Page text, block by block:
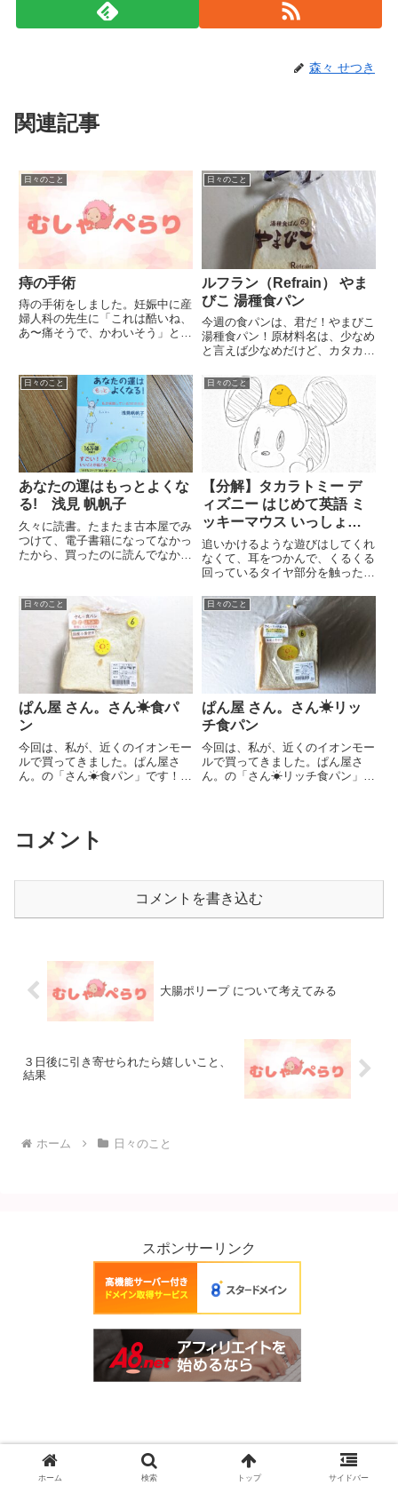
森々 せつき
関連記事
日々のこと
痔の手術
痔の手術をしました。妊娠中に産
婦人科の先生に「これは酷いね、
あ〜痛そうで、かわいそう」とい
は痛い)んですが、出産を終えて
も、排便時には常に出血してる状
態になってました。大学の頃か
ら...
日々のこと
ルフラン（Refrain） やま
びこ 湯種食パン
今週の食パンは、君だ！やまびこ
湯種食パン！原材料名は、少なめ
と言えば少なめだけど、カタカナ
体に優しい原材料に拘るなら、少
し残念かも？あと、小麦粉(国内
製造)というのも、国産って表記
じゃないから外国産のものを使...
日々のこと
あなたの運はもっとよくな
る! 浅見 帆帆子
久々に読書。たまたま古本屋でみ
つけて、電子書籍になってなかっ
たから、買ったのに読んでなかっ
のもあってか、マイナスの言葉が
多かったな、気をつけよう。あ
と、ステージ4のガンだったの
日々のこと
【分解】タカラトミー デ
ィズニー はじめて英語 ミ
ッキーマウス いっしょに
おいでよ!
追いかけるような遊びはしてくれ
なくて、耳をつかんで、くるくる
回っているタイヤ部分を触った
るのに、バケツ型のおもちゃ箱に
入れて、蓋をして閉じ込めたり…
思ってもない遊び方をしてくれま
した。とりあえず、最近は、投げ
捨...
日々のこと
ぱん屋 さん。さん☀食パ
ン
今回は、私が、近くのイオンモー
ルで買ってきました。ぱん屋さ
ん。の「さん☀食パン」です！サ
たら今までの中で一番、甘みが少
ない食パンだったかも？でも、拘
日々のこと
ぱん屋 さん。さん☀リッ
チ食パン
今回は、私が、近くのイオンモー
ルで買ってきました。ぱん屋さ
ん。の「さん☀リッチ食パン」で
コメント
コメントを書き込む
大腸ポリープ について考えてみる
３日後に引き寄せられたら嬉しいこと、
結果
ホーム 日々のこと
スポンサーリンク
© 2024 むしゃぺらり.
ホーム 検索 トップ サイドバー